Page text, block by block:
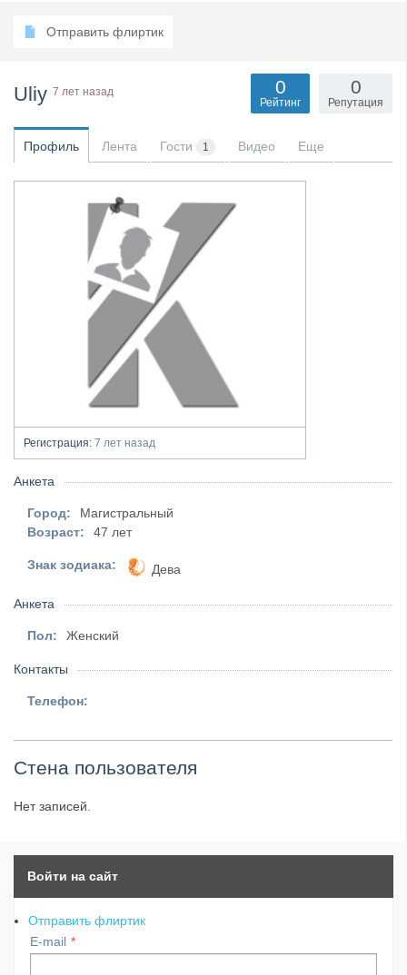
Отправить флиртик
Uliy 7 лет назад 0
Репутация
0
Рейтинг
Профиль Лента Гости 1 Видео Еще
Регистрация: 7 лет назад
Анкета
Город:
Магистральный
Возраст:
47 лет
Знак зодиака: Дева
Анкета
Пол: Женский
Контакты
Телефон:
Стена пользователя
Нет записей.
Войти на сайт
Отправить флиртик
E-mail